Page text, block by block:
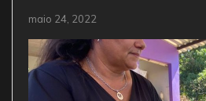
maio 24, 2022